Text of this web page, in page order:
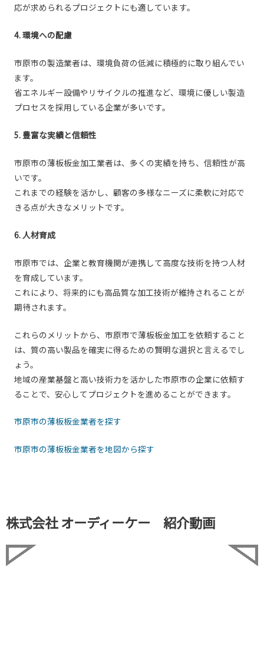
応が求められるプロジェクトにも適しています。
4. 環境への配慮
市原市の製造業者は、環境負荷の低減に積極的に取り組んでい
ます。
省エネルギー設備やリサイクルの推進など、環境に優しい製造
プロセスを採用している企業が多いです。
5. 豊富な実績と信頼性
市原市の薄板板金加工業者は、多くの実績を持ち、信頼性が高
いです。
これまでの経験を活かし、顧客の多様なニーズに柔軟に対応で
きる点が大きなメリットです。
6. 人材育成
市原市では、企業と教育機関が連携して高度な技術を持つ人材
を育成しています。
これにより、将来的にも高品質な加工技術が維持されることが
期待されます。
これらのメリットから、市原市で薄板板金加工を依頼すること
は、質の高い製品を確実に得るための賢明な選択と言えるでし
ょう。
地域の産業基盤と高い技術力を活かした市原市の企業に依頼す
ることで、安心してプロジェクトを進めることができます。
市原市の薄板板金業者を探す
市原市の薄板板金業者を地図から探す
株式会社 オーディーケー 紹介動画